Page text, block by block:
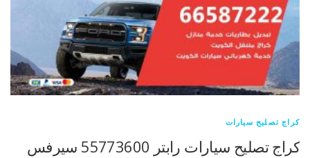
كراج تصليح سيارات
كراج تصليح سيارات رابتر 55773600 سيرفس